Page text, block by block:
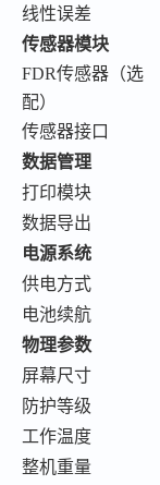
线性误差
传感器模块
FDR传感器（选
配）
传感器接口
数据管理
打印模块
数据导出
电源系统
供电方式
电池续航
物理参数
屏幕尺寸
防护等级
工作温度
整机重量